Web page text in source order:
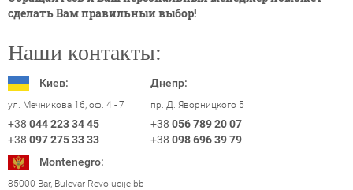
сделать Вам правильный выбор!
Наши контакты:
Киев:
ул. Мечникова 16, оф. 4 - 7
+38 044 223 34 45
+38 097 275 33 33
Днепр:
пр. Д. Яворницкого 5
+38 056 789 20 07
+38 098 696 39 79
Montenegro:
85000 Bar, Bulevar Revolucije bb